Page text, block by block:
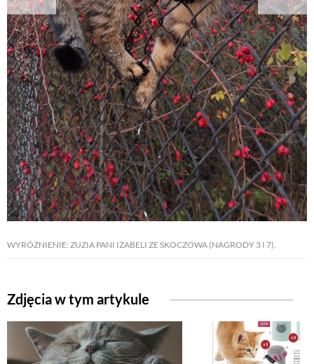
WYRÓŻNIENIE: ZUZIA PANI IZABELI ZE SKOCZOWA (NAGRODY 3 I 7).
Zdjęcia w tym artykule
DLA DOMU
EKO ŻYCIE
PRZYRODA
ZWIERZĘTA DOMOWE
ZWIERZĘTA W NATURZE
KRAJOBRAZ
RĘKODZIEŁO